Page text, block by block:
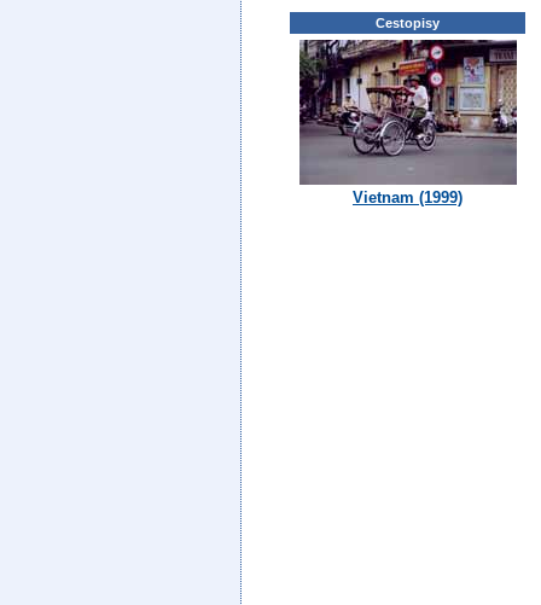
Cestopisy
Vietnam (1999)